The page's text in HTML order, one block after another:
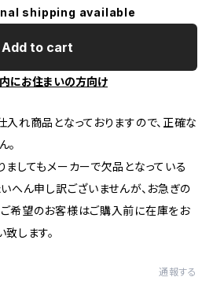
shipping available
Add to cart
にお住まいの方向け
れ商品となっておりますので、正確な
。
してもメーカーで欠品となっている
へん申し訳ございませんが、お急ぎの
希望のお客様はご購入前に在庫をお
します。
通報する